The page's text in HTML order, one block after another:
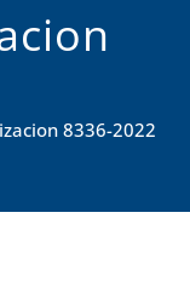
8336-2022